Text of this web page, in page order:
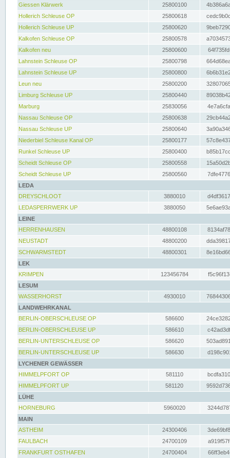
Giessen Klärwerk
25800100
Hollerich Schleuse OP
25800618
Hollerich Schleuse UP
25800620
Kalkofen Schleuse OP
25800578
Kalkofen neu
25800600
Lahnstein Schleuse OP
25800798
Lahnstein Schleuse UP
25800800
Leun neu
25800200
Limburg Schleuse UP
25800440
Marburg
25830056
Nassau Schleuse OP
25800638
Nassau Schleuse UP
25800640
Niederbiel Schleuse Kanal OP
25800177
Runkel Schleuse UP
25800400
Scheidt Schleuse OP
25800558
Scheidt Schleuse UP
25800560
LEDA
DREYSCHLOOT
3880010
LEDASPERRWERK UP
3880050
LEINE
HERRENHAUSEN
48800108
NEUSTADT
48800200
SCHWARMSTEDT
48800301
LEK
KRIMPEN
123456784
LESUM
WASSERHORST
4930010
LANDWEHRKANAL
BERLIN-OBERSCHLEUSE OP
586600
BERLIN-OBERSCHLEUSE UP
586610
BERLIN-UNTERSCHLEUSE OP
586620
BERLIN-UNTERSCHLEUSE UP
586630
LYCHENER GEWÄSSER
HIMMELPFORT OP
581110
HIMMELPFORT UP
581120
LÜHE
HORNEBURG
5960020
MAIN
ASTHEIM
24300406
FAULBACH
24700109
FRANKFURT OSTHAFEN
24700404